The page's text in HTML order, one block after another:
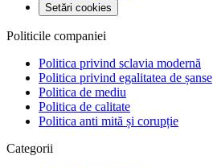
Setări cookies
Politicile companiei
Politica privind sclavia modernă
Politica privind egalitatea de șanse
Politica de mediu
Politica de calitate
Politica anti mită și corupție
Categorii